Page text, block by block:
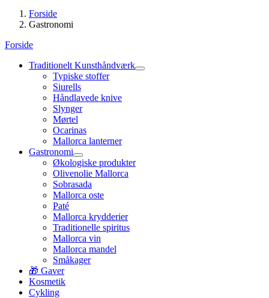
Forside
Gastronomi
Forside
Traditionelt Kunsthåndværk
Typiske stoffer
Siurells
Håndlavede knive
Slynger
Mørtel
Ocarinas
Mallorca lanterner
Gastronomi
Økologiske produkter
Olivenolie Mallorca
Sobrasada
Mallorca oste
Paté
Mallorca krydderier
Traditionelle spiritus
Mallorca vin
Mallorca mandel
Småkager
🎁 Gaver
Kosmetik
Cykling